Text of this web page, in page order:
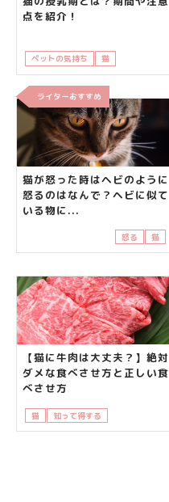
点を紹介！
ペットの気持ち 猫
ライターおすすめ
猫が怒った時はヘビのように
怒るのはなんで？ヘビに似て
いる物に...
怒る 猫
【猫に牛肉は大丈夫？】絶対
ダメな食べさせ方と正しい食
べさせ方
猫 知って得する